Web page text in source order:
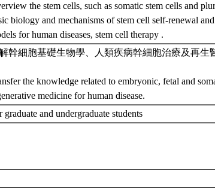
the stem cells, such as somatic stem cells and
biology and mechanisms of stem cell self-renewal
for human diseases, stem cell therapy .
幹細胞基礎生物學、人類疾病幹細胞治療及再生
the knowledge related to embryonic, fetal and
medicine for human disease.
graduate and undergraduate students